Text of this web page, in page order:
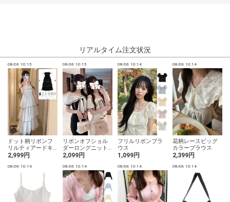
リアルタイム注文状況
08/06 10:15
ドット柄リボンフ
リルティアードキ
ャミソールワンピ
2,999円
08/06 10:15
リボンオフショル
ダーロングニット
ワンピース
2,099円
08/06 10:14
フリルリボンブラ
ウス
1,099円
08/06 10:14
花柄レースビッグ
カラーブラウス
2,399円
08/06 10:14 08/06 10:14 08/06 10:14 08/06 10:14